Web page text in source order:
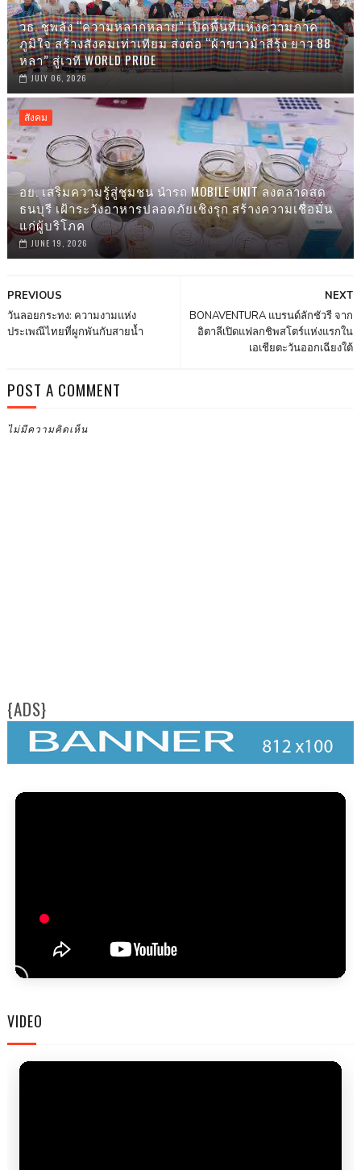
วธ. ชูพลัง “ความหลากหลาย” เปิดพื้นที่แห่งความภาค
ภูมิใจ สร้างสังคมเท่าเทียม ส่งต่อ “ผ้าขาวม้าสีรุ้ง ยาว 88
หลา” สู่เวที WORLD PRIDE
JULY 06, 2026
สังคม
อย. เสริมความรู้สู่ชุมชน นำรถ MOBILE UNIT ลงตลาดสด
ธนบุรี เฝ้าระวังอาหารปลอดภัยเชิงรุก สร้างความเชื่อมั่น
แก่ผู้บริโภค
JUNE 19, 2026
NEXT
BONAVENTURA แบรนด์ลักชัวรี จาก
อิตาลีเปิดแฟลกชิพสโตร์แห่งแรกใน
เอเชียตะวันออกเฉียงใต้
PREVIOUS
วันลอยกระทง: ความงามแห่ง
ประเพณีไทยที่ผูกพันกับสายน้ำ
POST A COMMENT
ไม่มีความคิดเห็น
{ADS}
VIDEO
M
FE